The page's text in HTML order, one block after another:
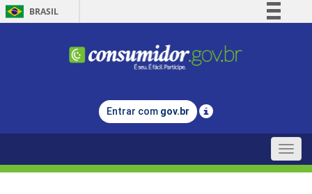
BRASIL
Comunica BR
Legislação
Entrar com gov.br
Toggle